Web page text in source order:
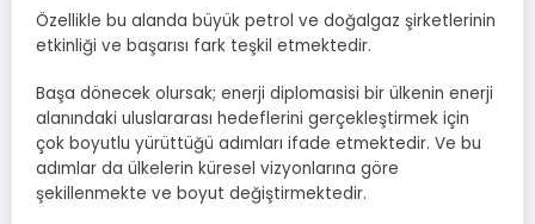
Özellikle bu alanda büyük petrol ve doğalgaz şirketlerinin
etkinliği ve başarısı fark teşkil etmektedir.
Başa dönecek olursak; enerji diplomasisi bir ülkenin enerji
alanındaki uluslararası hedeflerini gerçekleştirmek için
çok boyutlu yürüttüğü adımları ifade etmektedir. Ve bu
adımlar da ülkelerin küresel vizyonlarına göre
şekillenmekte ve boyut değiştirmektedir.